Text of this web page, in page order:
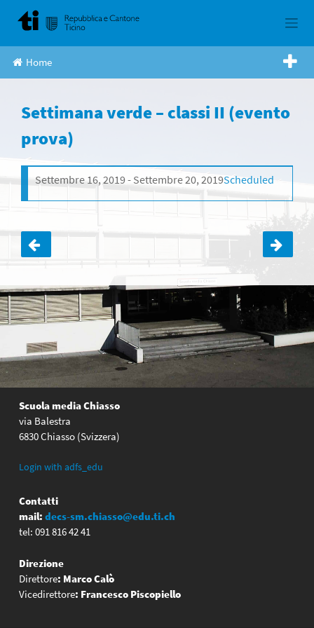
Home
Settimana verde – classi II (evento
prova)
Settembre 16, 2019 Settembre 20, 2019Scheduled
Navigazione
articoli
Scuola media Chiasso
via Balestra
6830 Chiasso (Svizzera)
Login with adfs_edu
Contatti
mail: decs-sm.chiasso@edu.ti.ch
tel: 091 816 42 41
Direzione
Direttore: Marco Calò
Vicedirettore: Francesco Piscopiello